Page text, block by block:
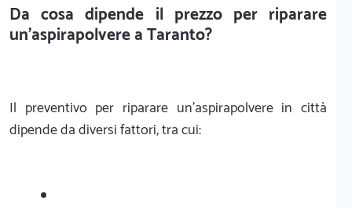
Da cosa dipende il prezzo per riparare
un'aspirapolvere a Taranto?
Il preventivo per riparare un'aspirapolvere in città
dipende da diversi fattori, tra cui: